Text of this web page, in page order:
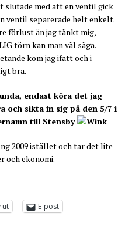
slutade med att en ventil gick
ventil separerade helt enkelt.
förlust än jag tänkt mig,
törn kan man väl säga.
kom jag ifatt och i
bra.
endast köra det jag
och sikta in sig på den 5/7 i
till Stensby
2009 istället och tar det lite
och ekonomi.
ut
E-post